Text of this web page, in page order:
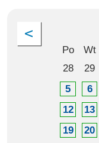
Po Wt
28
29
5
6
12
13
19
20